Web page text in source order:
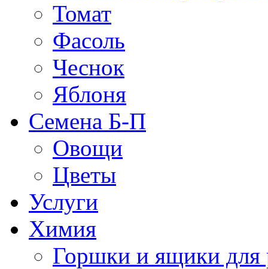
Томат
Фасоль
Чеснок
Яблоня
Семена Б-П
Овощи
Цветы
Услуги
Химия
Горшки и ящики для